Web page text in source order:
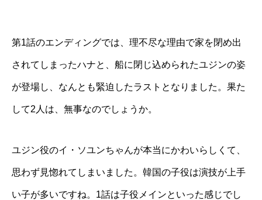
第1話のエンディングでは、理不尽な理由で家を閉め出
されてしまったハナと、船に閉じ込められたユジンの姿
が登場し、なんとも緊迫したラストとなりました。果た
して2人は、無事なのでしょうか。
ユジン役のイ・ソユンちゃんが本当にかわいらしくて、
思わず見惚れてしまいました。韓国の子役は演技が上手
い子が多いですね。1話は子役メインといった感じでし